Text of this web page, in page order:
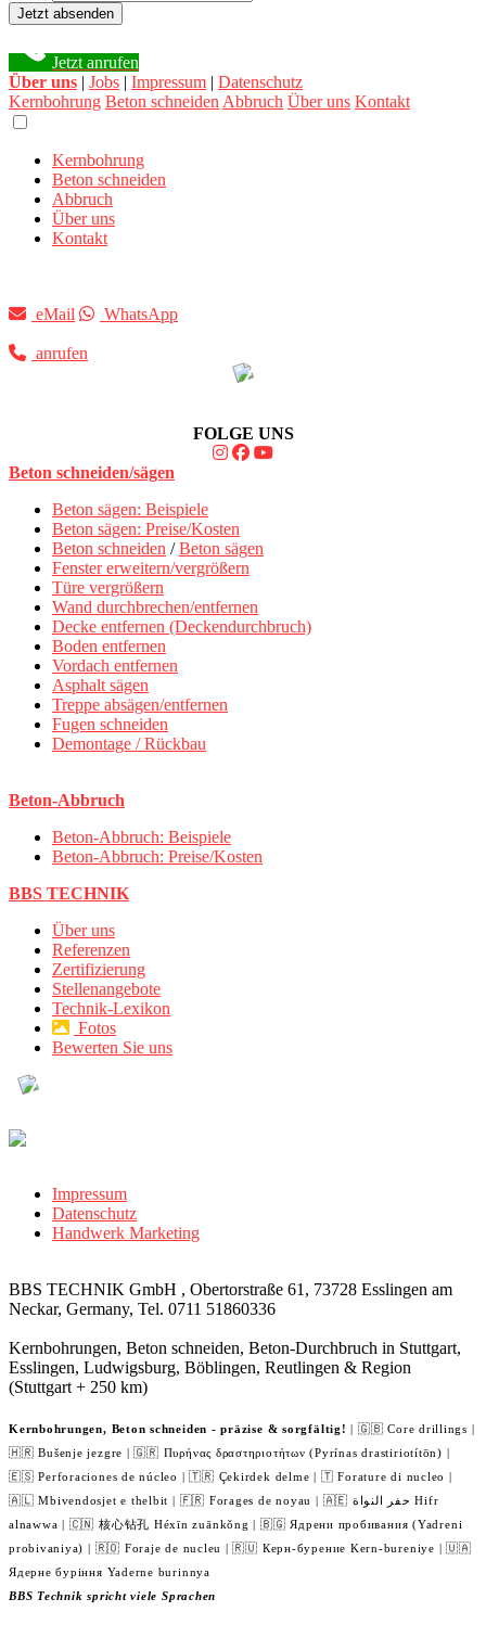
Jetzt absenden
Jetzt anrufen
Über uns | Jobs | Impressum | Datenschutz
Kernbohrung Beton schneiden Abbruch Über uns Kontakt
Kernbohrung
Beton schneiden
Abbruch
Über uns
Kontakt
eMail WhatsApp
anrufen
FOLGE UNS
Beton schneiden/sägen
Beton sägen: Beispiele
Beton sägen: Preise/Kosten
Beton schneiden /Beton sägen
Fenster erweitern/vergrößern
Türe vergrößern
Wand durchbrechen/entfernen
Decke entfernen (Deckendurchbruch)
Boden entfernen
Vordach entfernen
Asphalt sägen
Treppe absägen/entfernen
Fugen schneiden
Demontage / Rückbau
Beton-Abbruch
Beton-Abbruch: Beispiele
Beton-Abbruch: Preise/Kosten
BBS TECHNIK
Über uns
Referenzen
Zertifizierung
Stellenangebote
Technik-Lexikon
Fotos
Bewerten Sie uns
Impressum
Datenschutz
Handwerk Marketing
BBS TECHNIK GmbH , Obertorstraße 61, 73728 Esslingen am
Neckar, Germany, Tel. 0711 51860336
Kernbohrungen, Beton schneiden, Beton-Durchbruch in Stuttgart,
Esslingen, Ludwigsburg, Böblingen, Reutlingen & Region
(Stuttgart + 250 km)
Kernbohrungen, Beton schneiden - präzise & sorgfältig! | 🇬🇧 Core drillings |
🇭🇷 Bušenje jezgre | 🇬🇷 Πυρήνας δραστηριοτήτων (Pyrínas drastiriotítōn) |
🇪🇸 Perforaciones de núcleo | 🇹🇷 Çekirdek delme | 🇹 Forature di nucleo |
🇦🇱 Mbivendosjet e thelbit | 🇫🇷 Forages de noyau | 🇦🇪 حفر النواة Hifr
alnawwa | 🇨🇳 核心钻孔 Héxīn zuānkǒng | 🇧🇬 Ядрени пробивания (Yadreni
probivaniya) | 🇷🇴 Foraje de nucleu | 🇷🇺 Керн-бурение Kern-bureniye | 🇺🇦
Ядерне буріння Yaderne burinnya
BBS Technik spricht viele Sprachen